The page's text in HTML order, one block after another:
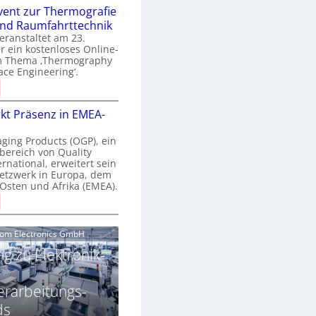
a
zur Thermografie
Raumfahrttechnik
am 23.
ein kostenloses Online-
Thema ‚Thermography
Engineering‘.
T
Präsenz in EMEA-
Products (OGP), ein
von Quality
erweitert sein
in Europa, dem
und Afrika (EMEA).
Electronics GmbH
zu Elektronik-